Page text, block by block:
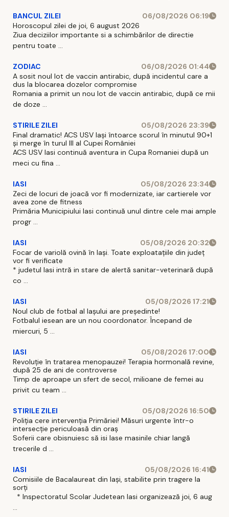
BANCUL ZILEI
06/08/2026 06:19
Horoscopul zilei de joi, 6 august 2026
Ziua deciziilor importante si a schimbărilor de directie
pentru toate ...
ZODIAC
06/08/2026 01:44
A sosit noul lot de vaccin antirabic, după incidentul care a
dus la blocarea dozelor compromise
Romania a primit un nou lot de vaccin antirabic, după ce mii
de doze ...
STIRILE ZILEI
05/08/2026 23:39
Final dramatic! ACS USV Iași întoarce scorul în minutul 90+1
și merge în turul III al Cupei României
ACS USV Iasi continuă aventura in Cupa Romaniei după un
meci cu fina ...
IASI
05/08/2026 23:34
Zeci de locuri de joacă vor fi modernizate, iar cartierele vor
avea zone de fitness
Primăria Municipiului Iasi continuă unul dintre cele mai ample
progr ...
IASI
05/08/2026 20:32
Focar de variolă ovină în Iași. Toate exploatațiile din județ
vor fi verificate
* judetul Iasi intră in stare de alertă sanitar-veterinară după
co ...
IASI
05/08/2026 17:21
Noul club de fotbal al Iașului are președinte!
Fotbalul iesean are un nou coordonator. Începand de
miercuri, 5 ...
IASI
05/08/2026 17:00
Revoluție în tratarea menopauzei! Terapia hormonală revine,
după 25 de ani de controverse
Timp de aproape un sfert de secol, milioane de femei au
privit cu team ...
STIRILE ZILEI
05/08/2026 16:50
Poliția cere intervenția Primăriei! Măsuri urgente într-o
intersecție periculoasă din oraș
Soferii care obisnuiesc să isi lase masinile chiar langă
trecerile d ...
IASI
05/08/2026 16:41
Comisiile de Bacalaureat din Iași, stabilite prin tragere la
sorți
* Inspectoratul Scolar Judetean Iasi organizează joi, 6 aug
...